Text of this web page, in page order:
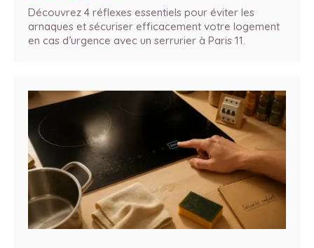
Découvrez 4 réflexes essentiels pour éviter les
arnaques et sécuriser efficacement votre logement
en cas d’urgence avec un serrurier à Paris 11.